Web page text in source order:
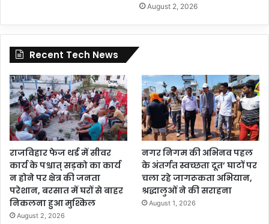
August 2, 2026
Recent Tech News
राजविहार फेज थर्ड में सीवर
कार्य के पश्चात् सड़को का कार्य
न होने पर क्षेत्र की जनता
परेशान, बरसात में घरों से बाहर
निकलना हुआ मुश्किल
August 2, 2026
नगर निगम की अभिनव पहल
के अंतर्गत स्वच्छता दूत’ घाटों पर
चला रहे जागरूकता अभियान,
श्रद्धालुओं ने की सराहना
August 1, 2026